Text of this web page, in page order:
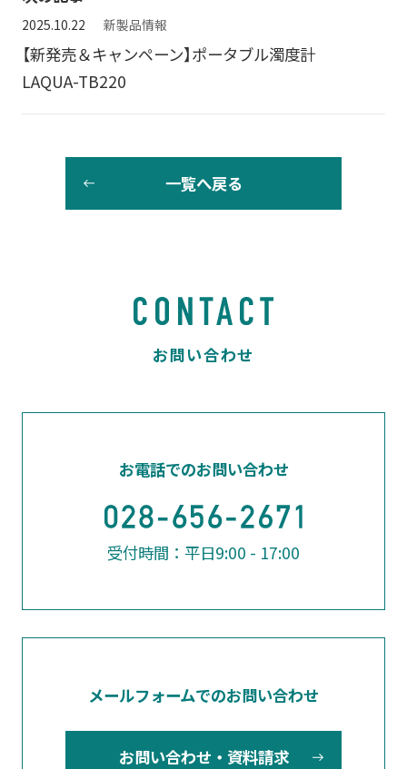
2025.10.22 新製品情報
【新発売＆キャンペーン】ポータブル濁度計
LAQUA-TB220
一覧へ戻る
お電話でのお問い合わせ
受付時間：平日9:00 - 17:00
メールフォームでのお問い合わせ
お問い合わせ・資料請求